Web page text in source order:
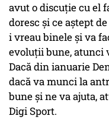
avut o discuţie cu el
doresc şi ce aştept
i vreau binele şi va
evoluţii bune, atunci
Dacă din ianuarie
dacă va munci la
bune şi ne va ajuta,
Digi Sport.